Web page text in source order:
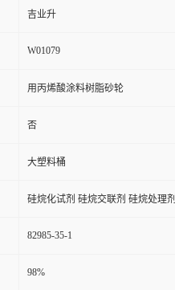
吉业升
W01079
用丙烯酸涂料树脂砂轮
否
大塑料桶
硅烷化试剂 硅烷交联剂 硅烷处理剂
82985-35-1
98%